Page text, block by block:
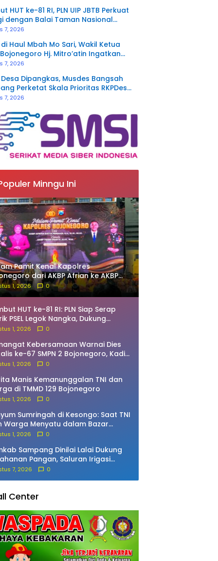
HUT ke-81 RI, PLN UIP JBTB Perkuat
dengan Balai Taman Nasional
Bahas Kajian Rencana Proyek SUTET
7, 2026
Haul Mbah Mo Sari, Wakil Ketua
Bojonegoro Hj. Mitro’atin Ingatkan
Tiga Amal Pengalir Pahala
7, 2026
Dipangkas, Musdes Bangsah
Perketat Skala Prioritas RKPDes
7, 2026
Minngu Ini
Pamit Kenal Kapolres
dari AKBP Afrian ke AKBP
Diarty
1, 2026 0
HUT ke-81 RI: PLN Siap Serap
PSEL Legok Nangka, Dukung
Sampah Berkelanjutan di
1, 2026 0
Kebersamaan Warnai Dies
ke-67 SMPN 2 Bojonegoro, Kadin
Lepas Jalan Sehat
1, 2026 0
Manis Kemanunggalan TNI dan
di TMMD 129 Bojonegoro
1, 2026 0
Sumringah di Kesongo: Saat TNI
Warga Menyatu dalam Bazar
129 Bojonegoro
1, 2026 0
Sampang Dinilai Lalai Dukung
Pangan, Saluran Irigasi
dan Telantar
7, 2026 0
Center